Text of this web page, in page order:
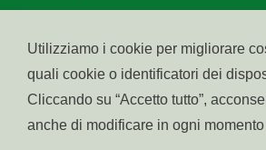
© raiffeisen.it Part. IVA:
Utilizziamo i cookie per migliorare
quali cookie o identificatori dei
Cliccando su “Accetto tutto”,
anche di modificare in ogni